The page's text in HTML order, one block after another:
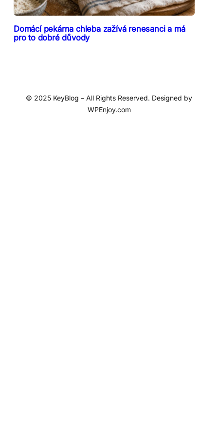
Domácí pekárna chleba zažívá renesanci a má
pro to dobré důvody
© 2025 KeyBlog – All Rights Reserved. Designed by
WPEnjoy.com